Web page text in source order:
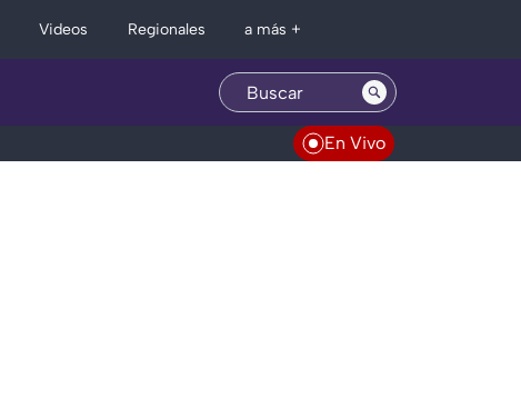
Videos Regionales a más +
En Vivo